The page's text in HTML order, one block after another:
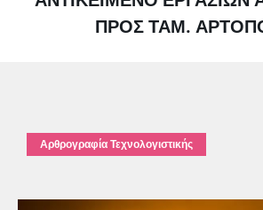
ΠΡΟΣ ΤΑΜ.
Αρθρογραφία Τεχνολογιστικής